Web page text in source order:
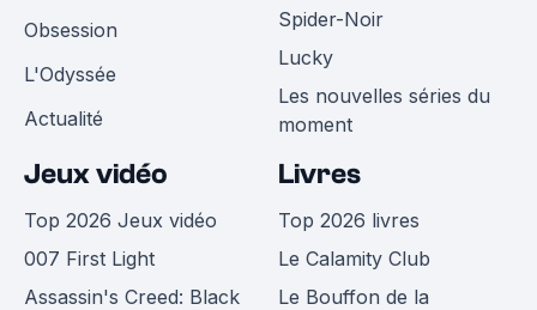
Obsession
L'Odyssée
Actualité
Spider-Noir
Lucky
Les nouvelles séries du
moment
Jeux vidéo
Top 2026 Jeux vidéo
007 First Light
Assassin's Creed: Black
Livres
Top 2026 livres
Le Calamity Club
Le Bouffon de la